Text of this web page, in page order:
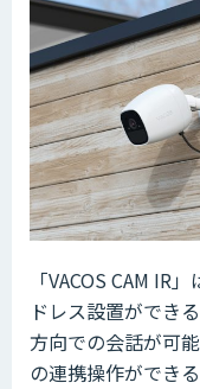
「VACOS CAM IR
ドレス設置ができ
方向での会話が可
の連携操作ができ